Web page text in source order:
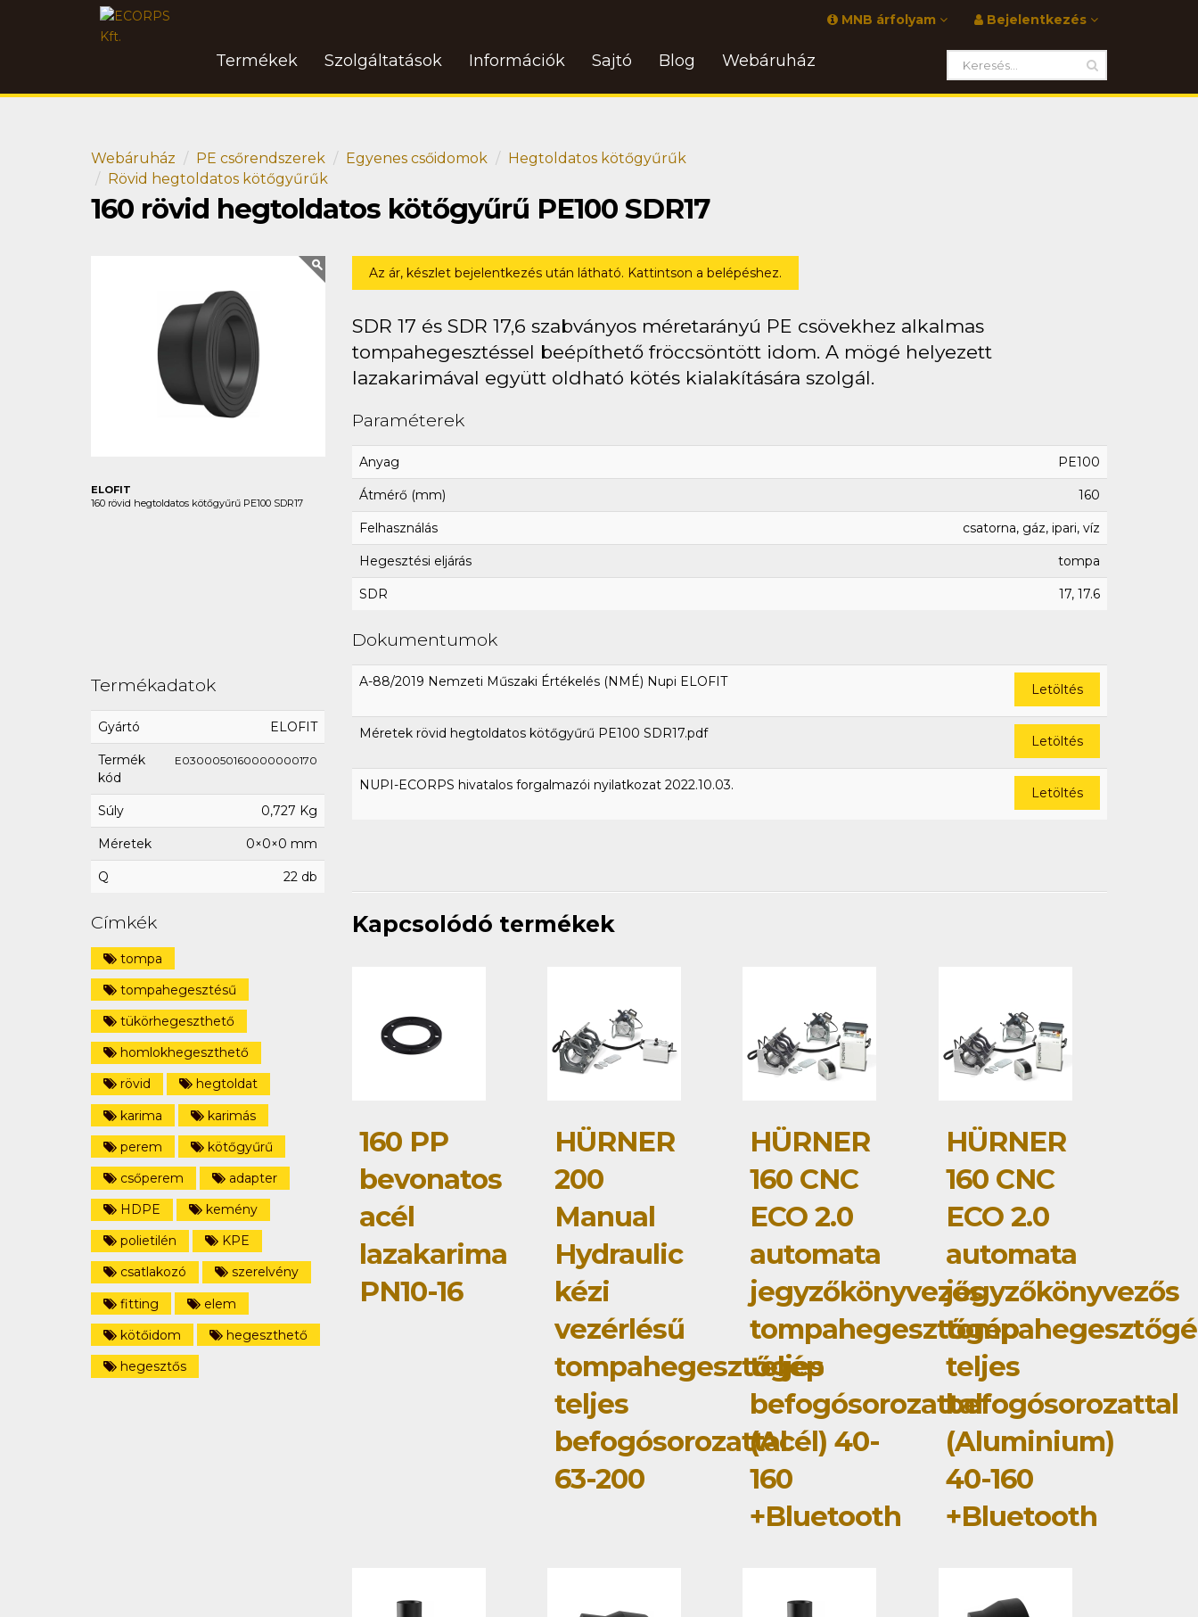
Bejelentkezés
MNB árfolyam
Termékek Szolgáltatások Információk Sajtó Blog Webáruház
Webáruház PE csőrendszerek Egyenes csőidomok
Hegtoldatos kötőgyűrűk
Rövid hegtoldatos kötőgyűrűk
160 rövid hegtoldatos kötőgyűrű PE100 SDR17
ELOFIT
160 rövid hegtoldatos kötőgyűrű PE100 SDR17
Az ár, készlet bejelentkezés után látható. Kattintson a belépéshez.
SDR 17 és SDR 17,6 szabványos méretarányú PE csövekhez alkalmas
tompahegesztéssel beépíthető fröccsöntött idom. A mögé helyezett
lazakarimával együtt oldható kötés kialakítására szolgál.
Paraméterek
Anyag PE100
Átmérő (mm) 160
Felhasználás csatorna, gáz, ipari, víz
Hegesztési eljárás tompa
SDR 17, 17.6
Dokumentumok
A-88/2019 Nemzeti Műszaki Értékelés (NMÉ) Nupi ELOFIT Letöltés
Méretek rövid hegtoldatos kötőgyűrű PE100 SDR17.pdf Letöltés
NUPI-ECORPS hivatalos forgalmazói nyilatkozat 2022.10.03. Letöltés
Termékadatok
Gyártó ELOFIT
Termék
kód
E0300050160000000170
Súly 0,727 Kg
Méretek 0×0×0 mm
Q 22 db
Címkék
tompa
tompahegesztésű
tükörhegeszthető
homlokhegeszthető
rövid
hegtoldat
karima
karimás
perem
kötőgyűrű
csőperem
adapter
HDPE
kemény
polietilén
KPE
csatlakozó
szerelvény
fitting
elem
kötőidom
hegeszthető
hegesztős
Kapcsolódó termékek
160 PP
bevonatos
acél
lazakarima
PN10-16
HÜRNER
200
Manual
Hydraulic
kézi
vezérlésű
tompahegesztőgép
teljes
befogósorozattal
63-200
HÜRNER
160 CNC
ECO 2.0
automata
jegyzőkönyvezős
tompahegesztőgép
teljes
befogósorozattal
(Acél) 40-
160
+Bluetooth
HÜRNER
160 CNC
ECO 2.0
automata
jegyzőkönyvezős
teljes
befogósorozattal
(Aluminium)
40-160
+Bluetooth